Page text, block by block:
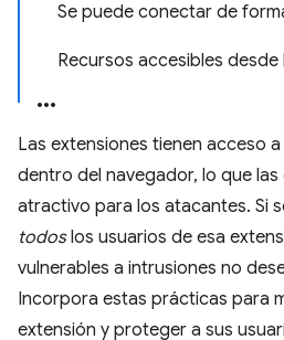
Se puede conectar de
Recursos accesibles desde
Las extensiones tienen acceso
dentro del navegador, lo que
atractivo para los atacantes. Si
todoslos usuarios de esa
vulnerables a intrusiones no
Incorpora estas prácticas para
extensión y proteger a sus